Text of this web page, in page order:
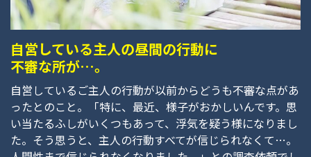
自営している主人の昼間の行動に
不審な所が…。
自営しているご主人の行動が以前からどうも不審な点があ
ったとのこと。「特に、最近、様子がおかしいんです。思
い当たるふしがいくつもあって、浮気を疑う様になりまし
た。そう思うと、主人の行動すべてが信じられなくて…。